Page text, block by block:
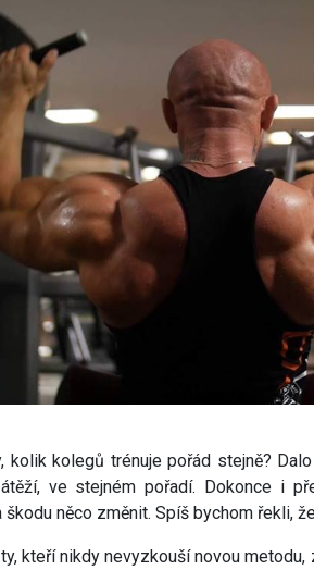
kolik kolegů trénuje pořád stejně?
ve stejném pořadí. Dokonce i
škodu něco změnit. Spíš bychom řekli,
kteří nikdy nevyzkouší novou